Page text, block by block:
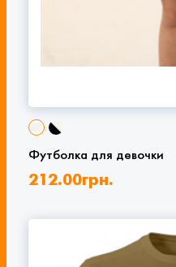
Футболка для девочки
212.00грн.